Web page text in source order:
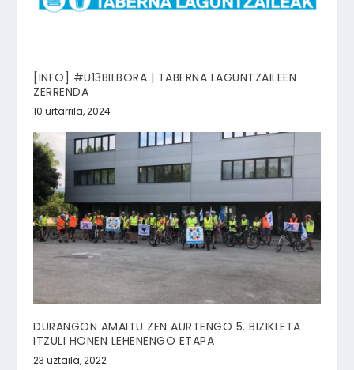
[INFO] #U13BILBORA | TABERNA LAGUNTZAILEEN
ZERRENDA
10 urtarrila, 2024
DURANGON AMAITU ZEN AURTENGO 5. BIZIKLETA
ITZULI HONEN LEHENENGO ETAPA
23 uztaila, 2022